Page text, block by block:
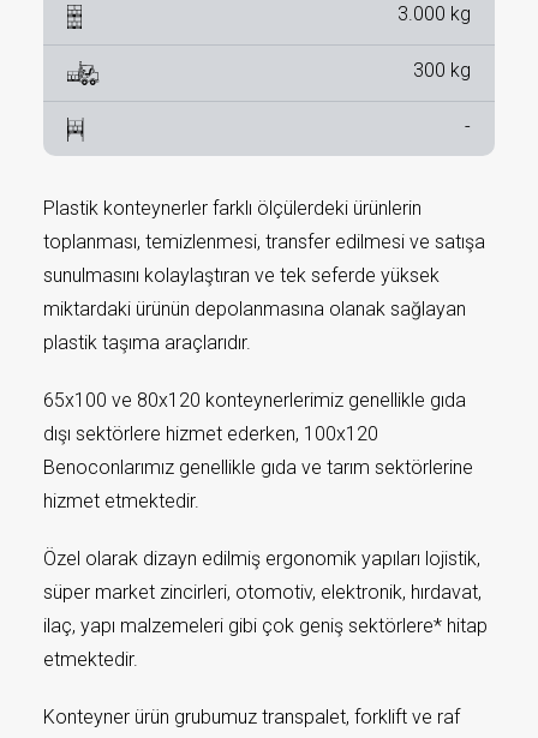
3.000 kg
300 kg
-
Plastik konteynerler farklı ölçülerdeki ürünlerin
toplanması, temizlenmesi, transfer edilmesi ve satışa
sunulmasını kolaylaştıran ve tek seferde yüksek
miktardaki ürünün depolanmasına olanak sağlayan
plastik taşıma araçlarıdır.
65x100 ve 80x120 konteynerlerimiz genellikle gıda
dışı sektörlere hizmet ederken, 100x120
Benoconlarımız genellikle gıda ve tarım sektörlerine
hizmet etmektedir.
Özel olarak dizayn edilmiş ergonomik yapıları lojistik,
süper market zincirleri, otomotiv, elektronik, hırdavat,
ilaç, yapı malzemeleri gibi çok geniş sektörlere* hitap
etmektedir.
Konteyner ürün grubumuz transpalet, forklift ve raf